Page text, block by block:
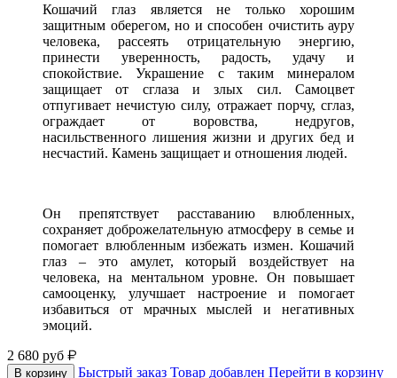
Кошачий глаз является не только хорошим
защитным оберегом, но и способен очистить ауру
человека, рассеять отрицательную энергию,
принести уверенность, радость, удачу и
спокойствие. Украшение с таким минералом
защищает от сглаза и злых сил. Самоцвет
отпугивает нечистую силу, отражает порчу, сглаз,
ограждает от воровства, недругов,
насильственного лишения жизни и других бед и
несчастий. Камень защищает и отношения людей.
Он препятствует расставанию влюбленных,
сохраняет доброжелательную атмосферу в семье и
помогает влюбленным избежать измен. Кошачий
глаз – это амулет, который воздействует на
человека, на ментальном уровне. Он повышает
самооценку, улучшает настроение и помогает
избавиться от мрачных мыслей и негативных
эмоций.
2 680 руб
В корзину Быстрый заказ Товар добавлен Перейти в корзину